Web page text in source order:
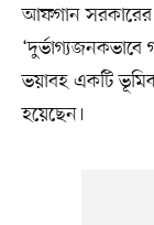
আফগান সরকারের
ভয়াবহ একটি
হয়েছেন।